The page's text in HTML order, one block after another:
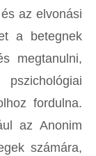
az elvonási
a betegnek
megtanulni,
fordulna.
az Anonim
számára,